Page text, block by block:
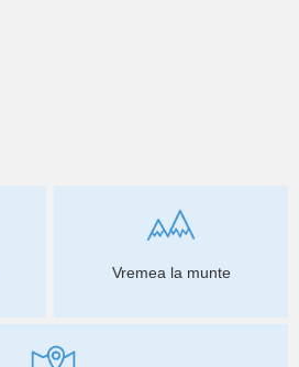
Vremea la munte